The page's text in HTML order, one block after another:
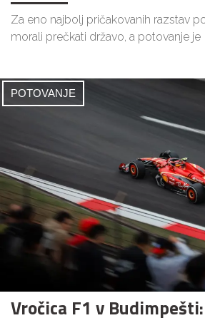
Za eno najbolj pričakovanih razstav
morali prečkati državo, a potovanje je
POTOVANJE
Vročica F1 v